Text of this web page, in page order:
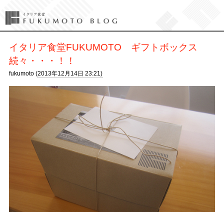
イタリア食堂FUKUMOTO ギフトボックス
続々・・・！！
fukumoto (2013年12月14日 23:21)